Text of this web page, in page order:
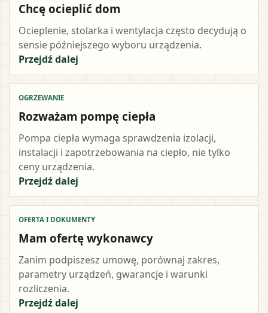
Chcę ocieplić dom
Ocieplenie, stolarka i wentylacja często decydują o
sensie późniejszego wyboru urządzenia.
Przejdź dalej
OGRZEWANIE
Rozważam pompę ciepła
Pompa ciepła wymaga sprawdzenia izolacji,
instalacji i zapotrzebowania na ciepło, nie tylko
ceny urządzenia.
Przejdź dalej
OFERTA I DOKUMENTY
Mam ofertę wykonawcy
Zanim podpiszesz umowę, porównaj zakres,
parametry urządzeń, gwarancje i warunki
rozliczenia.
Przejdź dalej